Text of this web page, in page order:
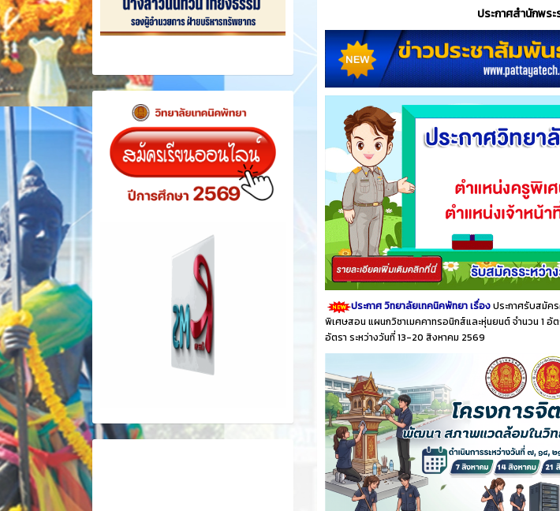
ประกาศสำนักพระ
ประกาศ วิทยาลัยเทคนิคพัทยา เรื่องประกาศรับสมัค
พิเศษสอน แผนกวิชาเมคคาทรอนิกส์และหุ่นยนต์ จำนวน 1 อัต
อัตรา ระหว่างวันที่ 13-20 สิงหาคม 2569